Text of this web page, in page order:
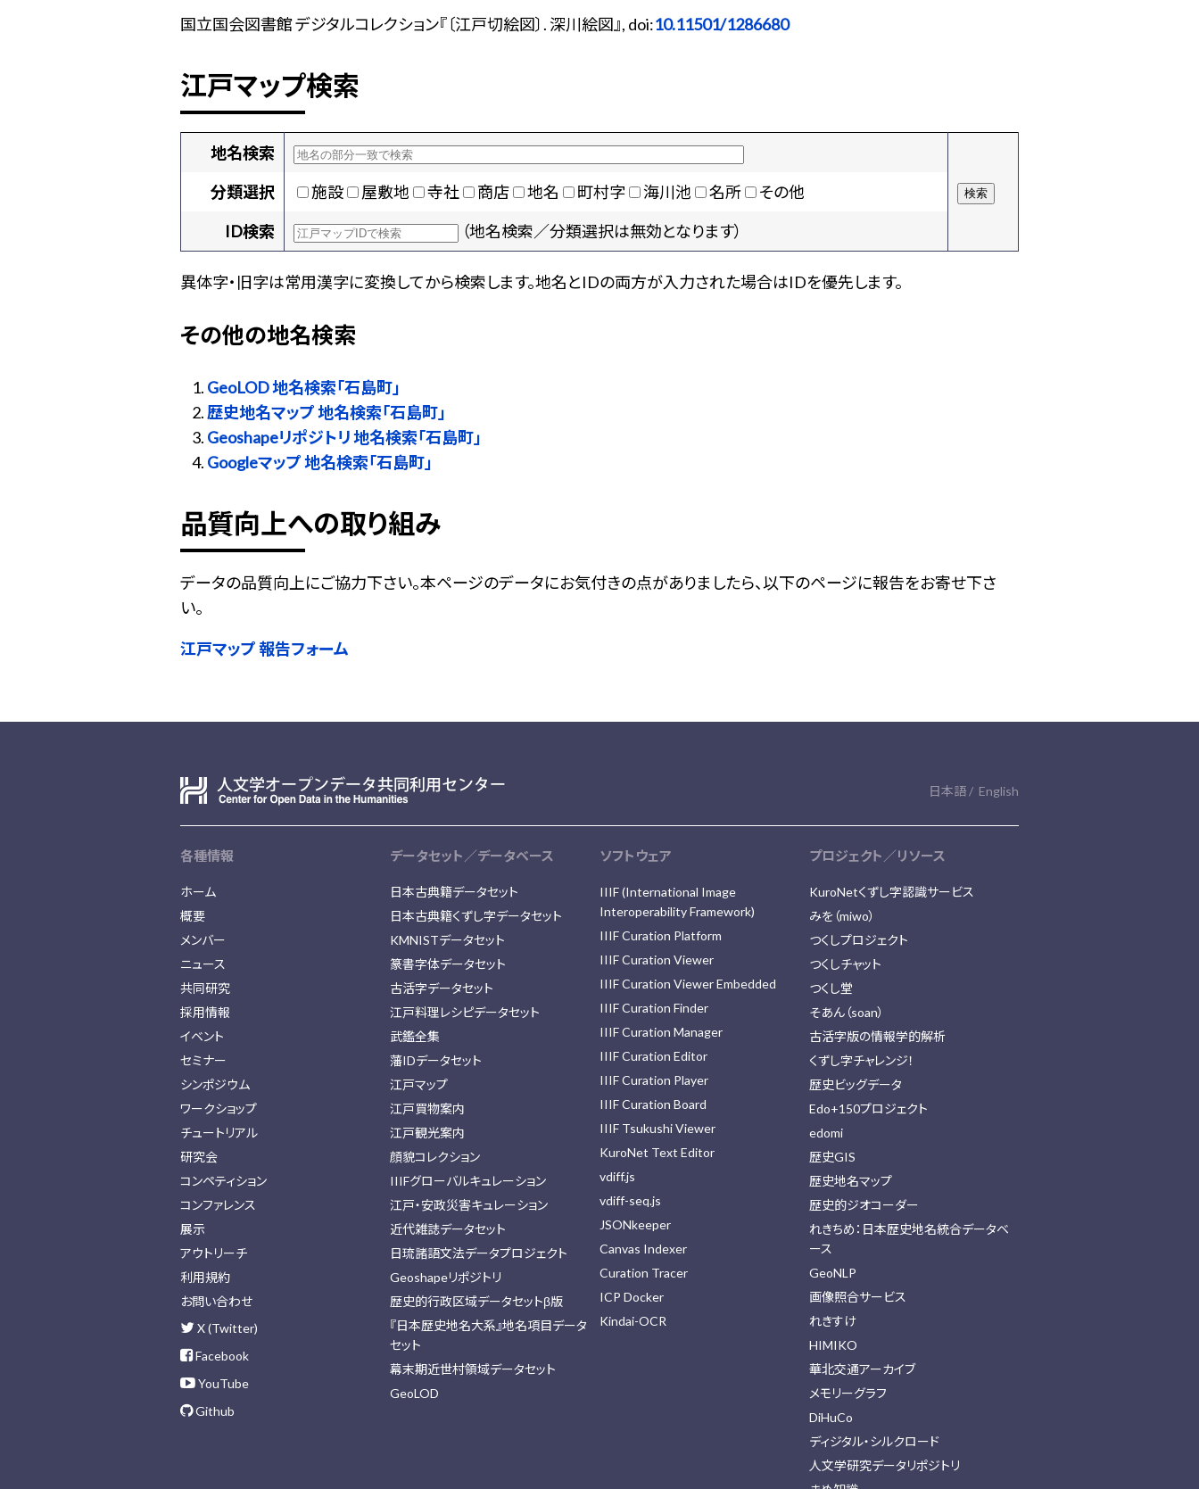
国立国会図書館 デジタルコレクション『〔江戸切絵図〕. 深川絵図』, doi:10.11501/1286680
江戸マップ検索
地名検索
分類選択
施設 屋敷地 寺社 商店 地名 町村字 海川池 名所
その他
ID検索
（地名検索／分類選択は無効となります）
異体字・旧字は常用漢字に変換してから検索します。地名とIDの両方が入力された場合はIDを優先します。
その他の地名検索
GeoLOD 地名検索「石島町」
歴史地名マップ 地名検索「石島町」
Geoshapeリポジトリ 地名検索「石島町」
Googleマップ 地名検索「石島町」
品質向上への取り組み
データの品質向上にご協力下さい。本ページのデータにお気付きの点がありましたら、以下のページに報告をお寄せ下さ
い。
江戸マップ 報告フォーム
日本語 English
各種情報
ホーム
概要
メンバー
ニュース
共同研究
採用情報
イベント
セミナー
シンポジウム
ワークショップ
チュートリアル
研究会
コンペティション
コンファレンス
展示
アウトリーチ
利用規約
お問い合わせ
X (Twitter)
Facebook
YouTube
Github
データセット／データベース
日本古典籍データセット
日本古典籍くずし字データセット
KMNISTデータセット
篆書字体データセット
古活字データセット
江戸料理レシピデータセット
武鑑全集
藩IDデータセット
江戸マップ
江戸買物案内
江戸観光案内
顔貌コレクション
IIIFグローバルキュレーション
江戸・安政災害キュレーション
近代雑誌データセット
日琉諸語文法データプロジェクト
Geoshapeリポジトリ
歴史的行政区域データセットβ版
『日本歴史地名大系』地名項目データ
セット
幕末期近世村領域データセット
GeoLOD
ソフトウェア
IIIF (International Image
Interoperability Framework)
IIIF Curation Platform
IIIF Curation Viewer
IIIF Curation Viewer Embedded
IIIF Curation Finder
IIIF Curation Manager
IIIF Curation Editor
IIIF Curation Player
IIIF Curation Board
IIIF Tsukushi Viewer
KuroNet Text Editor
vdiff.js
vdiff-seq.js
JSONkeeper
Canvas Indexer
Curation Tracer
ICP Docker
Kindai-OCR
プロジェクト／リソース
KuroNetくずし字認識サービス
みを（miwo）
つくしプロジェクト
つくしチャット
つくし堂
そあん（soan）
古活字版の情報学的解析
くずし字チャレンジ！
歴史ビッグデータ
Edo+150プロジェクト
edomi
歴史GIS
歴史地名マップ
歴史的ジオコーダー
れきちめ：日本歴史地名統合データベ
ース
GeoNLP
画像照合サービス
れきすけ
HIMIKO
華北交通アーカイブ
メモリーグラフ
DiHuCo
ディジタル・シルクロード
人文学研究データリポジトリ